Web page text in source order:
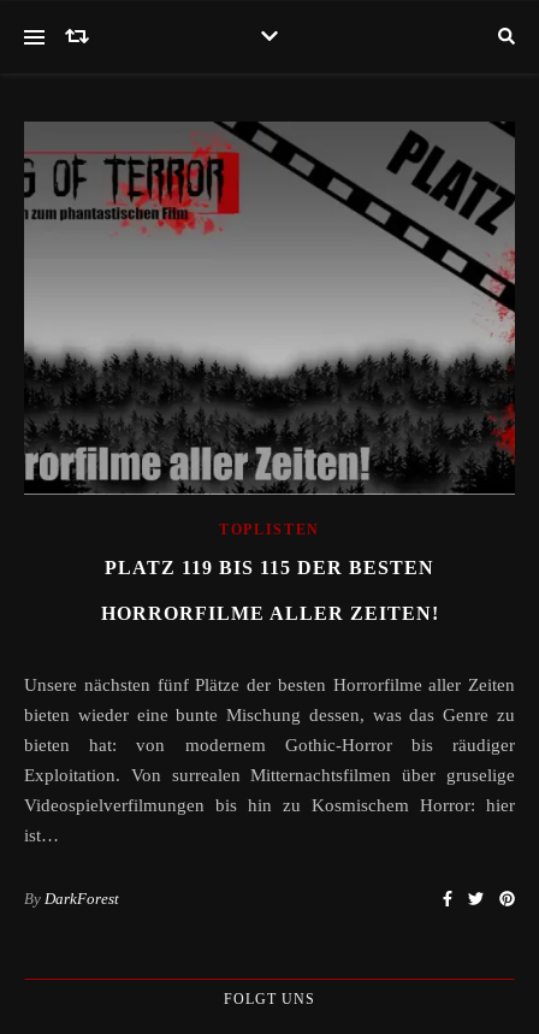
TOPLISTEN
PLATZ 119 BIS 115 DER BESTEN
HORRORFILME ALLER ZEITEN!
Unsere nächsten fünf Plätze der besten Horrorfilme aller Zeiten
bieten wieder eine bunte Mischung dessen, was das Genre zu
bieten hat: von modernem Gothic-Horror bis räudiger
Exploitation. Von surrealen Mitternachtsfilmen über gruselige
Videospielverfilmungen bis hin zu Kosmischem Horror: hier
ist…
By DarkForest
FOLGT UNS